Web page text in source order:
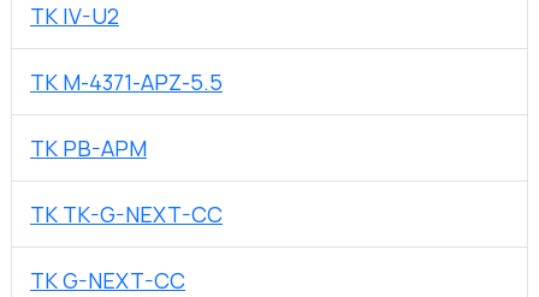
TK IV-U2
TK M-4371-APZ-5.5
TK PB-APM
TK TK-G-NEXT-CC
TK G-NEXT-CC